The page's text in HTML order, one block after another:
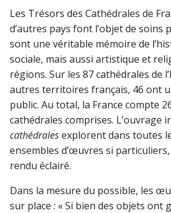
Les Trésors des Cathédrales de
d’autres pays font l’objet de soins
sont une véritable mémoire de
sociale, mais aussi artistique et
régions. Sur les 87 cathédrales de
autres territoires français, 46 ont
public. Au total, la France compte
cathédrales comprises. L’ouvrage
cathédralesexplorent dans toutes
ensembles d’œuvres si
rendu éclairé.
Dans la mesure du possible, les
sur place : « Si bien des objets ont